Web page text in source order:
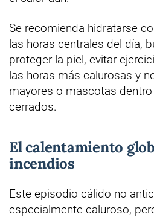
Se recomienda hidratarse
las horas centrales del día,
proteger la piel, evitar
las horas más calurosas y
mayores o mascotas
cerrados.
El calentamiento
incendios
Este episodio cálido no
especialmente caluroso,